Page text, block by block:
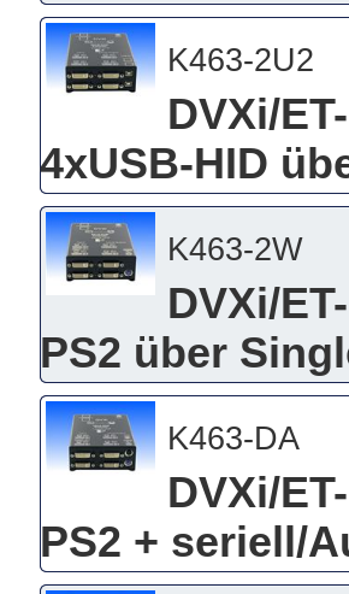
K463-2U2
DVXi/
4xUSB-HID
K463-2W
DVXi/
PS2 über
K463-DA
DVXi/
PS2 + seriell/